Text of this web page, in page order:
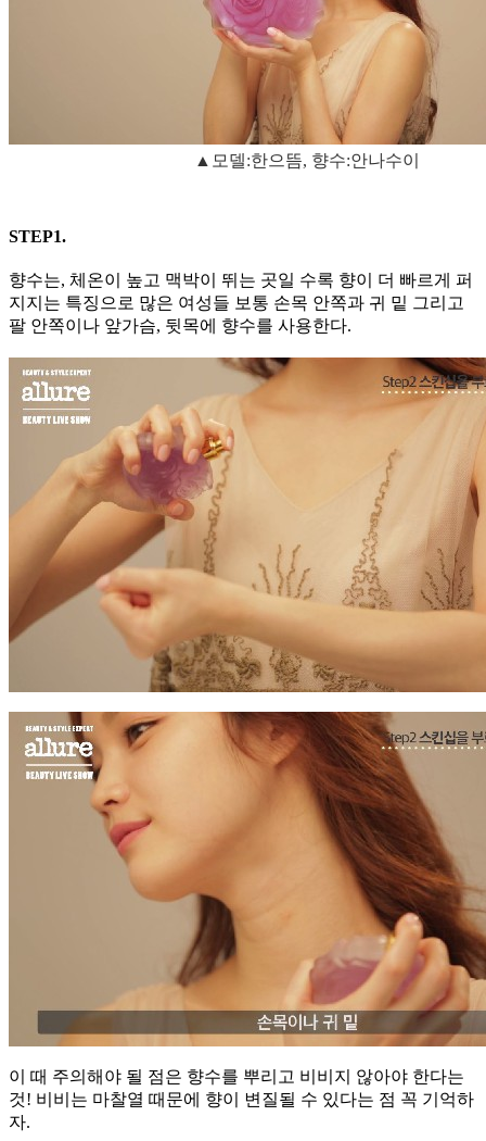
▲모델:한으뜸, 향수:안나수이
STEP1.
향수는, 체온이 높고 맥박이 뛰는 곳일 수록 향이 더 빠르게 퍼
지지는 특징으로 많은 여성들 보통 손목 안쪽과 귀 밑 그리고
팔 안쪽이나 앞가슴, 뒷목에 향수를 사용한다.
이 때 주의해야 될 점은 향수를 뿌리고 비비지 않아야 한다는
것! 비비는 마찰열 때문에 향이 변질될 수 있다는 점 꼭 기억하
자.